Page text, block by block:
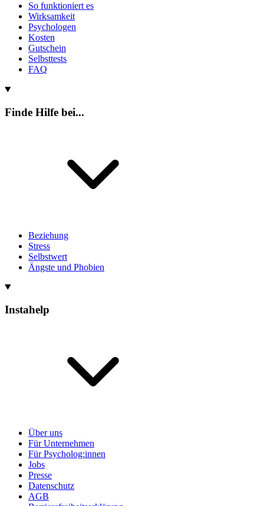
So funktioniert es
Wirksamkeit
Psychologen
Kosten
Gutschein
Selbsttests
FAQ
Finde Hilfe bei...
Beziehung
Stress
Selbstwert
Ängste und Phobien
Instahelp
Über uns
Für Unternehmen
Für Psycholog:innen
Jobs
Presse
Datenschutz
AGB